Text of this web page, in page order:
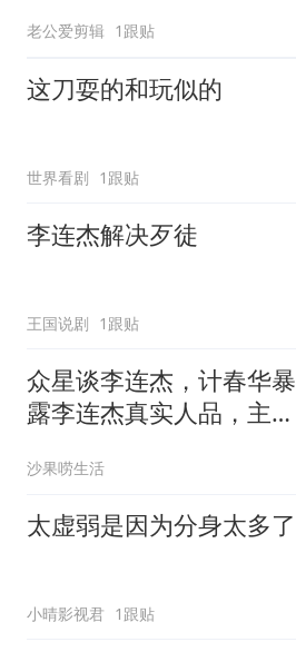
老公爱剪辑 1跟贴
这刀耍的和玩似的
世界看剧 1跟贴
李连杰解决歹徒
王国说剧 1跟贴
众星谈李连杰，计春华暴
露李连杰真实人品，主持
沙果唠生活
太虚弱是因为分身太多了
小晴影视君 1跟贴